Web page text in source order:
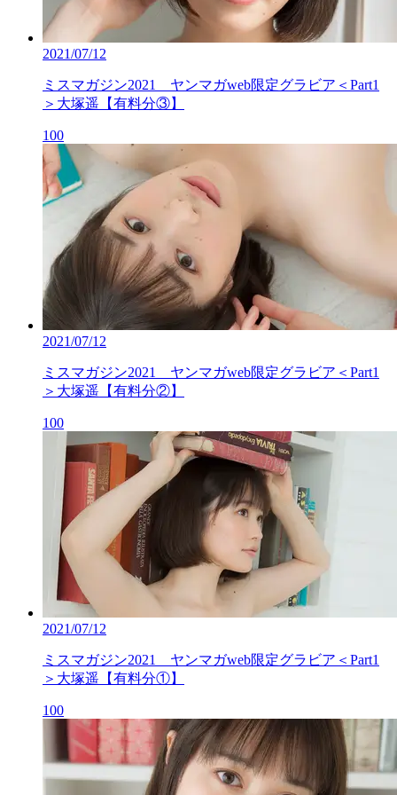
2021/07/12
ミスマガジン2021 ヤンマガweb限定グラビア＜Part1
＞大塚遥【有料分③】
100
2021/07/12
ミスマガジン2021 ヤンマガweb限定グラビア＜Part1
＞大塚遥【有料分②】
100
2021/07/12
ミスマガジン2021 ヤンマガweb限定グラビア＜Part1
＞大塚遥【有料分①】
100